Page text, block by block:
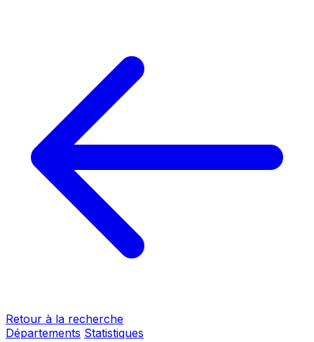
Retour à la recherche
Départements Statistiques